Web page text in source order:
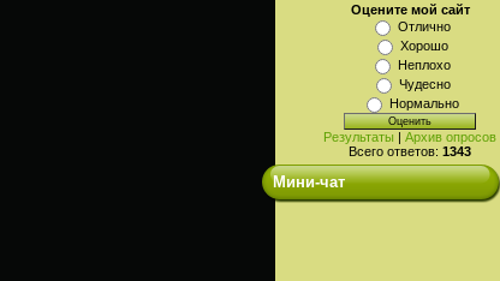
Оцените мой сайт
Отлично
Хорошо
Неплохо
Чудесно
Нормально
Результаты | Архив опросов
Всего ответов: 1343
Мини-чат